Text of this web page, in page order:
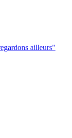
ailleurs"